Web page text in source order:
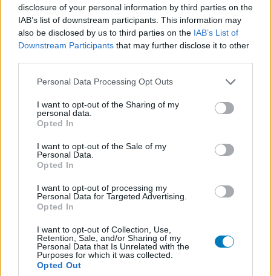
disclosure of your personal information by third parties on the
IAB’s list of downstream participants. This information may
also be disclosed by us to third parties on the IAB’s List of
Downstream Participants that may further disclose it to other
Personal Data Processing Opt Outs
I want to opt-out of the Sharing of my
personal data.
Opted In
I want to opt-out of the Sale of my
Personal Data.
Opted In
I want to opt-out of processing my
Personal Data for Targeted Advertising.
Opted In
I want to opt-out of Collection, Use,
Retention, Sale, and/or Sharing of my
Personal Data that Is Unrelated with the
Purposes for which it was collected.
Opted Out